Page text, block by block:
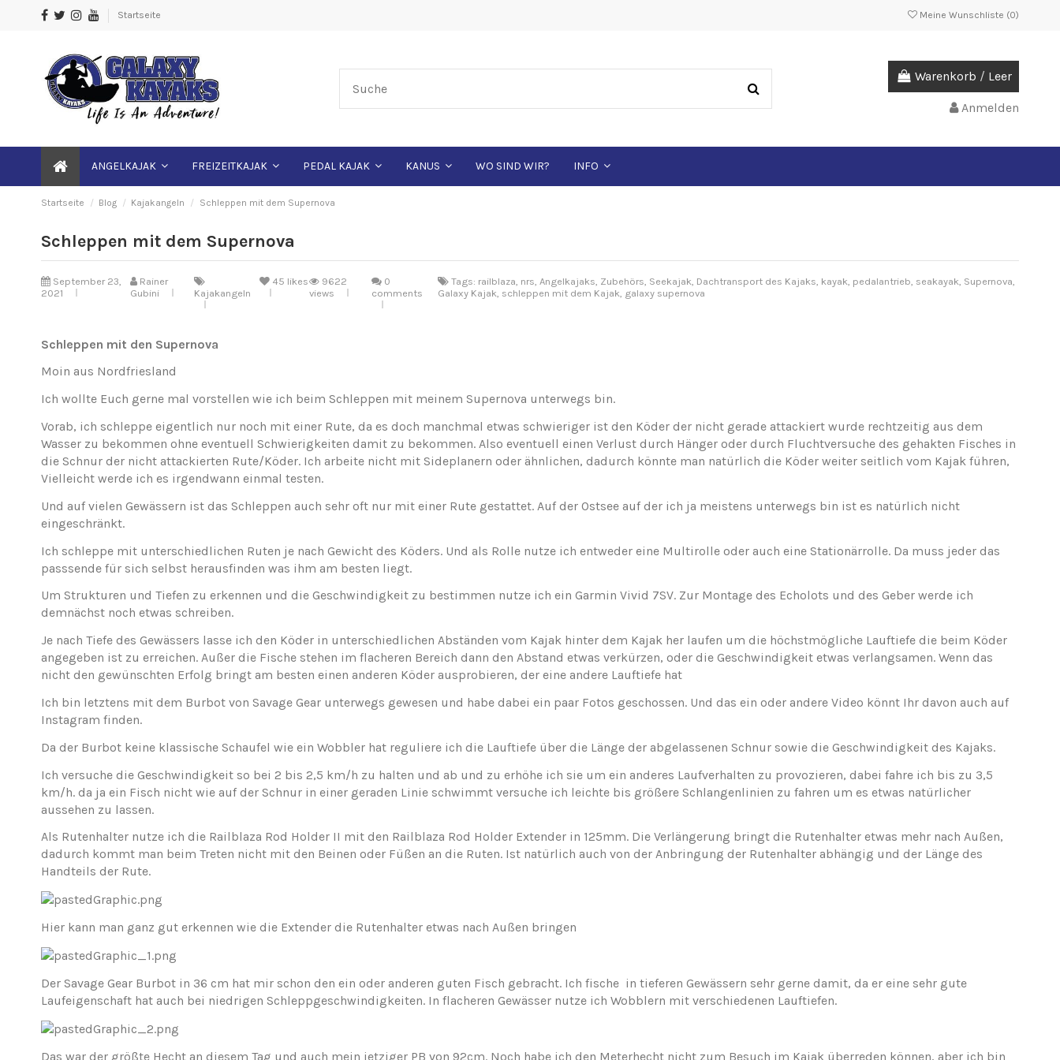
Startseite Meine Wunschliste (0)
Warenkorb / Leer
Anmelden
ANGELKAJAK FREIZEITKAJAK PEDAL KAJAK KANUS WO SIND WIR? INFO
Startseite Blog Kajakangeln Schleppen mit dem Supernova
Schleppen mit dem Supernova
September 23,
2021
Rainer
Gubini
Kajakangeln
45 likes
9622
views
0
comments
Tags: railblaza, nrs, Angelkajaks, Zubehörs, Seekajak, Dachtransport des Kajaks, kayak, pedalantrieb, seakayak, Supernova,
Galaxy Kajak, schleppen mit dem Kajak, galaxy supernova
Schleppen mit den Supernova
Moin aus Nordfriesland
Ich wollte Euch gerne mal vorstellen wie ich beim Schleppen mit meinem Supernova unterwegs bin.
Vorab, ich schleppe eigentlich nur noch mit einer Rute, da es doch manchmal etwas schwieriger ist den Köder der nicht gerade attackiert wurde rechtzeitig aus dem
Wasser zu bekommen ohne eventuell Schwierigkeiten damit zu bekommen. Also eventuell einen Verlust durch Hänger oder durch Fluchtversuche des gehakten Fisches in
die Schnur der nicht attackierten Rute/Köder. Ich arbeite nicht mit Sideplanern oder ähnlichen, dadurch könnte man natürlich die Köder weiter seitlich vom Kajak führen,
Vielleicht werde ich es irgendwann einmal testen.
Und auf vielen Gewässern ist das Schleppen auch sehr oft nur mit einer Rute gestattet. Auf der Ostsee auf der ich ja meistens unterwegs bin ist es natürlich nicht
eingeschränkt.
Ich schleppe mit unterschiedlichen Ruten je nach Gewicht des Köders. Und als Rolle nutze ich entweder eine Multirolle oder auch eine Stationärrolle. Da muss jeder das
passsende für sich selbst herausfinden was ihm am besten liegt.
Um Strukturen und Tiefen zu erkennen und die Geschwindigkeit zu bestimmen nutze ich ein Garmin Vivid 7SV. Zur Montage des Echolots und des Geber werde ich
demnächst noch etwas schreiben.
Je nach Tiefe des Gewässers lasse ich den Köder in unterschiedlichen Abständen vom Kajak hinter dem Kajak her laufen um die höchstmögliche Lauftiefe die beim Köder
angegeben ist zu erreichen. Außer die Fische stehen im flacheren Bereich dann den Abstand etwas verkürzen, oder die Geschwindigkeit etwas verlangsamen. Wenn das
nicht den gewünschten Erfolg bringt am besten einen anderen Köder ausprobieren, der eine andere Lauftiefe hat
Ich bin letztens mit dem Burbot von Savage Gear unterwegs gewesen und habe dabei ein paar Fotos geschossen. Und das ein oder andere Video könnt Ihr davon auch auf
Instagram finden.
Da der Burbot keine klassische Schaufel wie ein Wobbler hat reguliere ich die Lauftiefe über die Länge der abgelassenen Schnur sowie die Geschwindigkeit des Kajaks.
Ich versuche die Geschwindigkeit so bei 2 bis 2,5 km/h zu halten und ab und zu erhöhe ich sie um ein anderes Laufverhalten zu provozieren, dabei fahre ich bis zu 3,5
km/h. da ja ein Fisch nicht wie auf der Schnur in einer geraden Linie schwimmt versuche ich leichte bis größere Schlangenlinien zu fahren um es etwas natürlicher
aussehen zu lassen.
Als Rutenhalter nutze ich die Railblaza Rod Holder II mit den Railblaza Rod Holder Extender in 125mm. Die Verlängerung bringt die Rutenhalter etwas mehr nach Außen,
dadurch kommt man beim Treten nicht mit den Beinen oder Füßen an die Ruten. Ist natürlich auch von der Anbringung der Rutenhalter abhängig und der Länge des
Handteils der Rute.
Hier kann man ganz gut erkennen wie die Extender die Rutenhalter etwas nach Außen bringen
Der Savage Gear Burbot in 36 cm hat mir schon den ein oder anderen guten Fisch gebracht. Ich fische in tieferen Gewässern sehr gerne damit, da er eine sehr gute
Laufeigenschaft hat auch bei niedrigen Schleppgeschwindigkeiten. In flacheren Gewässer nutze ich Wobblern mit verschiedenen Lauftiefen.
Das war der größte Hecht an diesem Tag und auch mein jetziger PB von 92cm. Noch habe ich den Meterhecht nicht zum Besuch im Kajak überreden können, aber ich bin